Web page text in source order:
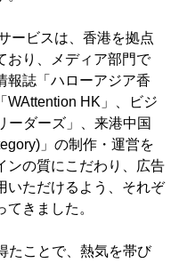
ービスは、香港を拠点
おり、メディア部門で
報誌「ハローアジア香
WAttention HK」、ビジ
ーダーズ」、来港中国
」の制作・運営を
ンの質にこだわり、広告
いただけるよう、それぞ
きました。
たことで、熱気を帯び